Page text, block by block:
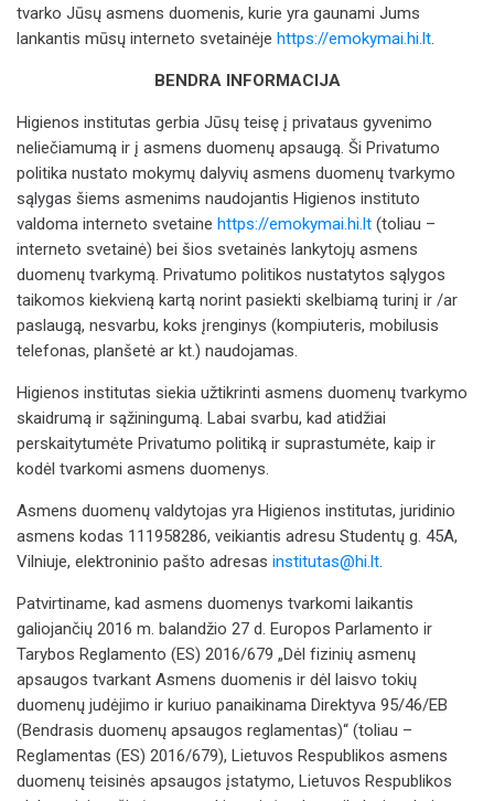
tvarko Jūsų asmens duomenis, kurie yra gaunami Jums
lankantis mūsų interneto svetainėje https://emokymai.hi.lt.
BENDRA INFORMACIJA
Higienos institutas gerbia Jūsų teisę į privataus gyvenimo
neliečiamumą ir į asmens duomenų apsaugą. Ši Privatumo
politika nustato mokymų dalyvių asmens duomenų tvarkymo
sąlygas šiems asmenims naudojantis Higienos instituto
valdoma interneto svetaine https://emokymai.hi.lt (toliau –
interneto svetainė) bei šios svetainės lankytojų asmens
duomenų tvarkymą. Privatumo politikos nustatytos sąlygos
taikomos kiekvieną kartą norint pasiekti skelbiamą turinį ir /ar
paslaugą, nesvarbu, koks įrenginys (kompiuteris, mobilusis
telefonas, planšetė ar kt.) naudojamas.
Higienos institutas siekia užtikrinti asmens duomenų tvarkymo
skaidrumą ir sąžiningumą. Labai svarbu, kad atidžiai
perskaitytumėte Privatumo politiką ir suprastumėte, kaip ir
kodėl tvarkomi asmens duomenys.
Asmens duomenų valdytojas yra Higienos institutas, juridinio
asmens kodas 111958286, veikiantis adresu Studentų g. 45A,
Vilniuje, elektroninio pašto adresas institutas@hi.lt.
Patvirtiname, kad asmens duomenys tvarkomi laikantis
galiojančių 2016 m. balandžio 27 d. Europos Parlamento ir
Tarybos Reglamento (ES) 2016/679 „Dėl fizinių asmenų
apsaugos tvarkant Asmens duomenis ir dėl laisvo tokių
duomenų judėjimo ir kuriuo panaikinama Direktyva 95/46/EB
(Bendrasis duomenų apsaugos reglamentas)“ (toliau –
Reglamentas (ES) 2016/679), Lietuvos Respublikos asmens
duomenų teisinės apsaugos įstatymo, Lietuvos Respublikos